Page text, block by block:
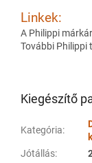
Linkek:
A Philippi
További Philippi
Kiegészítő
Kategória:
Jótállás: